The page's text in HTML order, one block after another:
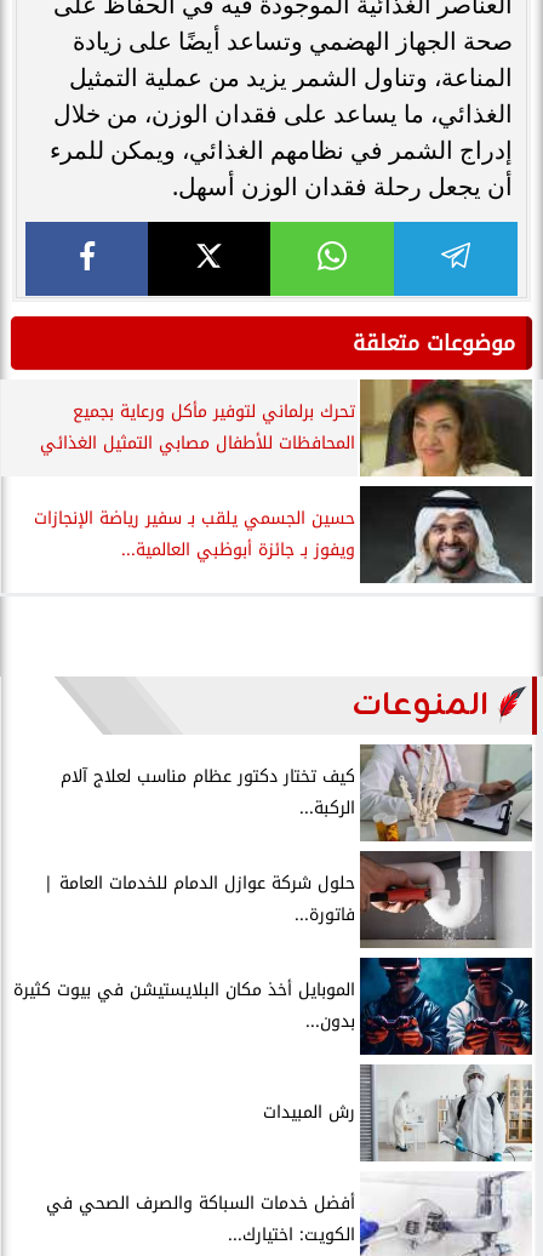
صحة الجهاز الهضمي وتساعد أيضًا على زيادة
المناعة، وتناول الشمر يزيد من عملية التمثيل
الغذائي، ما يساعد على فقدان الوزن، من خلال
إدراج الشمر في نظامهم الغذائي، ويمكن للمرء
أن يجعل رحلة فقدان الوزن أسهل.
موضوعات متعلقة
تحرك برلماني لتوفير مأكل ورعاية بجميع
المحافظات للأطفال مصابي التمثيل الغذائي
حسين الجسمي يلقب بـ سفير رياضة الإنجازات
ويفوز بـ جائزة أبوظبي العالمية...
المنوعات
كيف تختار دكتور عظام مناسب لعلاج آلام
الركبة...
حلول شركة عوازل الدمام للخدمات العامة |
فاتورة...
الموبايل أخذ مكان البلايستيشن في بيوت كثيرة
بدون...
رش المبيدات
أفضل خدمات السباكة والصرف الصحي في
الكويت: اختيارك...